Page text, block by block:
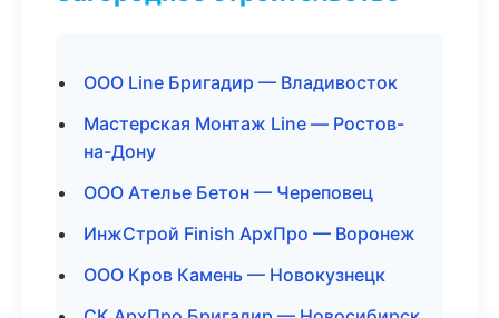
ООО Line Бригадир — Владивосток
Мастерская Монтаж Line — Ростов-
на-Дону
ООО Ателье Бетон — Череповец
ИнжСтрой Finish АрхПро — Воронеж
ООО Кров Камень — Новокузнецк